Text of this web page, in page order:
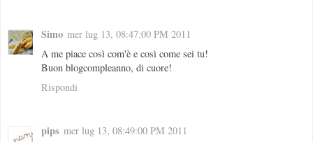
Simo mer lug 13, 08:47:00 PM 2011
A me piace così com'è e così come sei tu!
Buon blogcompleanno, di cuore!
Rispondi
pips mer lug 13, 08:49:00 PM 2011